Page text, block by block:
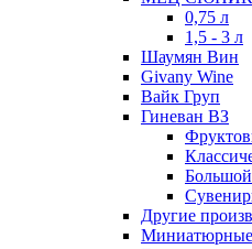
0,75 л
1,5 - 3 л
Шаумян Вин
Givany Wine
Вайк Груп
Гиневан ВЗ
Другие